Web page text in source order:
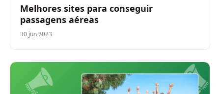
Melhores sites para conseguir
passagens aéreas
30 jun 2023